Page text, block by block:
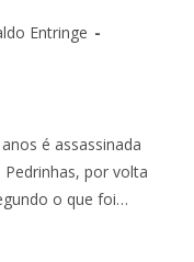
Entringe
é assassinada
por volta
o que foi…